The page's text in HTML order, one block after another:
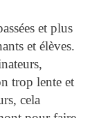
et plus
et élèves.
trop lente et
cela